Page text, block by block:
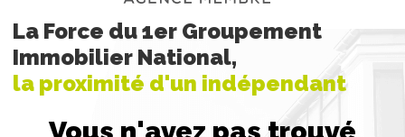
La Force du 1er Groupement
Immobilier National,
la proximité d'un indépendant